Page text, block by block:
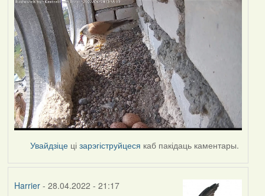
Увайдзіце цізарэгіструйцеся каб пакідаць каментары.
Harrier- 28.04.2022 - 21:17